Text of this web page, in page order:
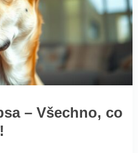
– Všechno, co